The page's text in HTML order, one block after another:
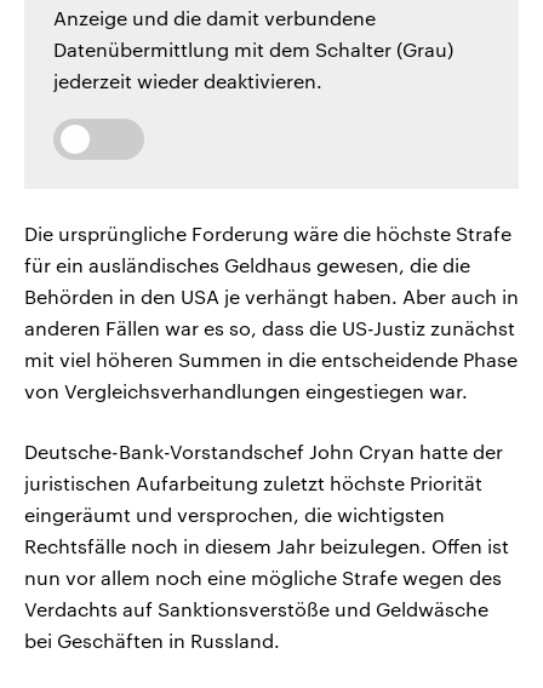
Anzeige und die damit verbundene
Datenübermittlung mit dem Schalter (Grau)
jederzeit wieder deaktivieren.
Die ursprüngliche Forderung wäre die höchste Strafe
für ein ausländisches Geldhaus gewesen, die die
Behörden in den USA je verhängt haben. Aber auch in
anderen Fällen war es so, dass die US-Justiz zunächst
mit viel höheren Summen in die entscheidende Phase
von Vergleichsverhandlungen eingestiegen war.
Deutsche-Bank-Vorstandschef John Cryan hatte der
juristischen Aufarbeitung zuletzt höchste Priorität
eingeräumt und versprochen, die wichtigsten
Rechtsfälle noch in diesem Jahr beizulegen. Offen ist
nun vor allem noch eine mögliche Strafe wegen des
Verdachts auf Sanktionsverstöße und Geldwäsche
bei Geschäften in Russland.